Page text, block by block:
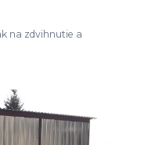
na zdvihnutie a